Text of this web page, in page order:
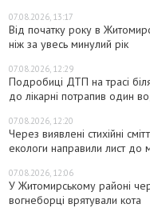
07.08.2026, 13:17
Від початку року в
ніж за увесь минулий рік
07.08.2026, 12:29
Подробиці ДТП на трасі
до лікарні потрапив один
07.08.2026, 12:20
Через виявлені стихійні
екологи направили лист до
07.08.2026, 12:06
У Житомирському районі
вогнеборці врятували кота